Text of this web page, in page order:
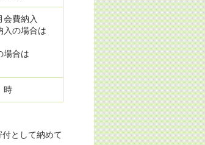
会費納入
入の場合は
場合は
として納めて